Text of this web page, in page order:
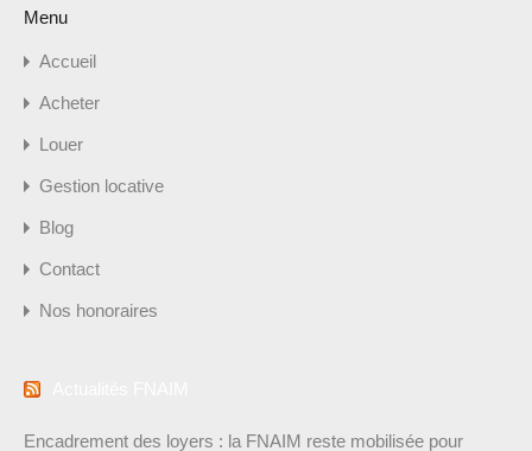
Menu
Accueil
Acheter
Louer
Gestion locative
Blog
Contact
Nos honoraires
Encadrement des loyers : la FNAIM reste mobilisée pour